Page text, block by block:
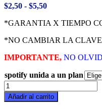
$2,50 - $5,50Rango
precios:
$2,50
$5,50
*GARANTIA X TIEMPO
*NO CAMBIAR LA
IMPORTANTE, NO
spotify unida a un plan
Spotify
cantidad
Añadir al carrito